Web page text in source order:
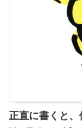
正直に書くと